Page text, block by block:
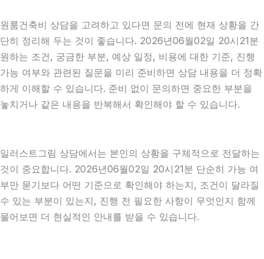
원룸건축비 상담을 고려하고 있다면 문의 전에 현재 상황을 간
단히 정리해 두는 것이 좋습니다. 2026년06월02일 20시21분
원하는 조건, 궁금한 부분, 예상 일정, 비용에 대한 기준, 진행
가능 여부와 관련된 질문을 미리 준비하면 상담 내용을 더 정확
하게 이해할 수 있습니다. 준비 없이 문의하면 중요한 부분을
놓치거나 같은 내용을 반복해서 확인해야 할 수 있습니다.
일러스트그림 상담에서는 본인의 상황을 구체적으로 전달하는
것이 중요합니다. 2026년06월02일 20시21분 단순히 가능 여
부만 묻기보다 어떤 기준으로 확인해야 하는지, 조건이 달라질
수 있는 부분이 있는지, 진행 전 필요한 사항이 무엇인지 함께
물어보면 더 현실적인 안내를 받을 수 있습니다.